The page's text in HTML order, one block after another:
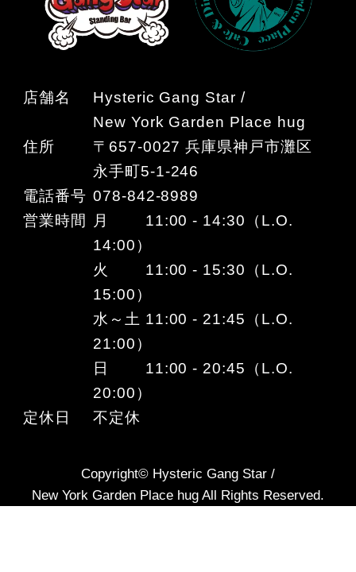
店舗名
Hysteric Gang Star /
New York Garden Place hug
住所
〒657-0027 兵庫県神戸市灘区
永手町5-1-246
電話番号 078-842-8989
営業時間
月 11:00 - 14:30（L.O.
14:00）
火 11:00 - 15:30（L.O.
15:00）
水～土 11:00 - 21:45（L.O.
21:00）
日 11:00 - 20:45（L.O.
20:00）
定休日
不定休
Copyright© Hysteric Gang Star /
New York Garden Place hug All Rights Reserved.